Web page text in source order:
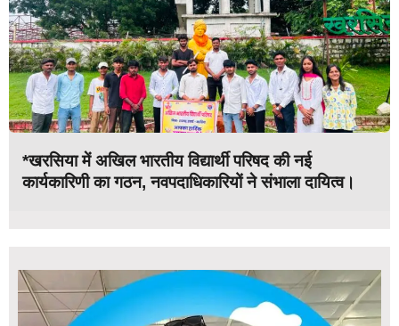
*खरसिया में अखिल भारतीय विद्यार्थी परिषद की नई
कार्यकारिणी का गठन, नवपदाधिकारियों ने संभाला दायित्व।